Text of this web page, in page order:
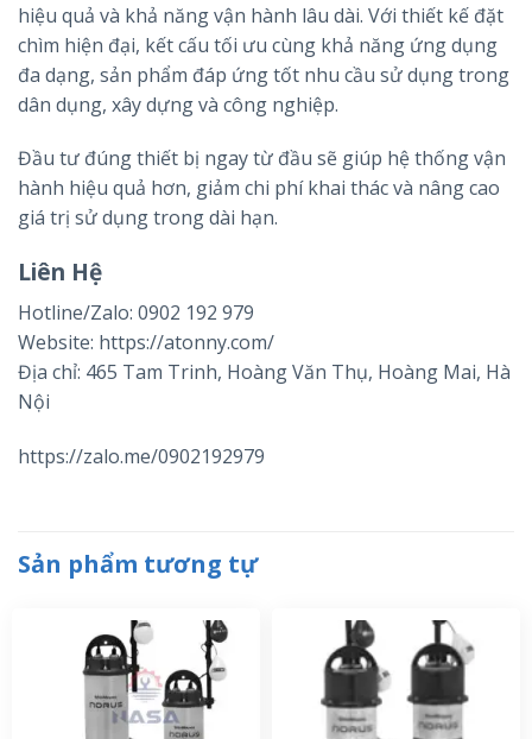
hiệu quả và khả năng vận hành lâu dài. Với thiết kế đặt
chìm hiện đại, kết cấu tối ưu cùng khả năng ứng dụng
đa dạng, sản phẩm đáp ứng tốt nhu cầu sử dụng trong
dân dụng, xây dựng và công nghiệp.
Đầu tư đúng thiết bị ngay từ đầu sẽ giúp hệ thống vận
hành hiệu quả hơn, giảm chi phí khai thác và nâng cao
giá trị sử dụng trong dài hạn.
Liên Hệ
Hotline/Zalo: 0902 192 979
Website: https://atonny.com/
Địa chỉ: 465 Tam Trinh, Hoàng Văn Thụ, Hoàng Mai, Hà
Nội
https://zalo.me/0902192979
Sản phẩm tương tự